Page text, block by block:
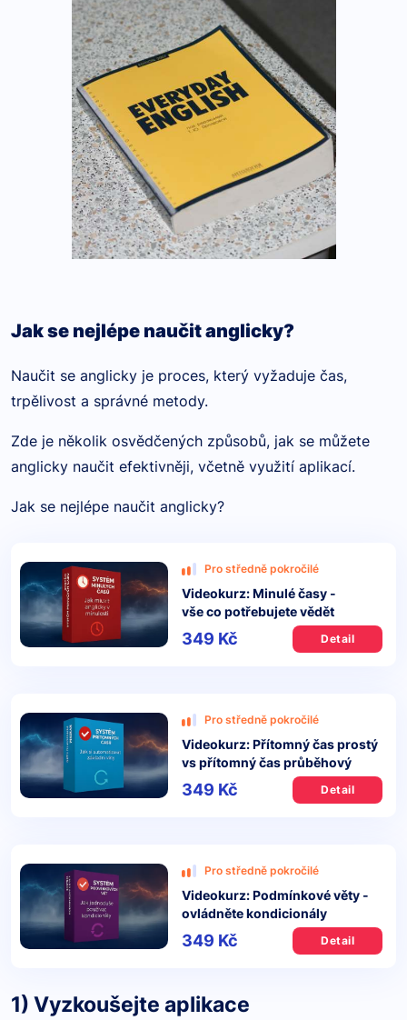
Jak se nejlépe naučit anglicky?
Naučit se anglicky je proces, který vyžaduje čas,
trpělivost a správné metody.
Zde je několik osvědčených způsobů, jak se můžete
anglicky naučit efektivněji, včetně využití aplikací.
Jak se nejlépe naučit anglicky?
Pro středně pokročilé
Videokurz: Minulé časy -
vše co potřebujete vědět
349 Kč Detail
Pro středně pokročilé
Videokurz: Přítomný čas prostý
vs přítomný čas průběhový
349 Kč Detail
Pro středně pokročilé
Videokurz: Podmínkové věty -
ovládněte kondicionály
349 Kč Detail
1) Vyzkoušejte aplikace